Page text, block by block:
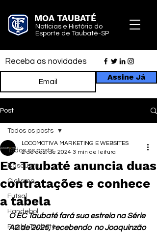
MOA TAUBATÉ
Notícias e História do
Esporte de Taubaté-SP
Receba as novidades
Assine Já
Post
Todos os posts
Basquete
Ciclismo
Futsal
Handebol
Rugby Taubaté
Todos os posts
EC Taubaté anuncia duas
contratações e conhece
a tabela
LOCOMOTIVA MARKETING E WEBSITES
2 de dez. de 2024 3 min de leitura
O EC Taubaté fará sua estreia na Série
A2 de 2025, recebendo  no Joaquinzão